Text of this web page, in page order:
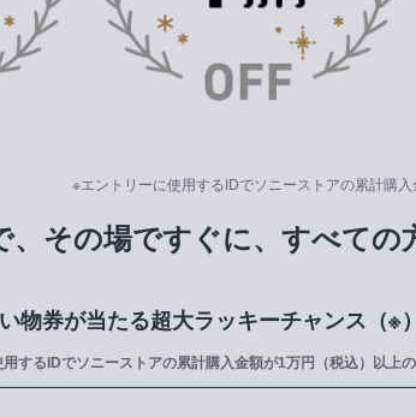
※エントリーに使用するIDでソニーストアの累計購
その場ですぐに、すべて
物券が当たる超大ラッキーチャンス（※
するIDでソニーストアの累計購入金額が1万円（税込）以上